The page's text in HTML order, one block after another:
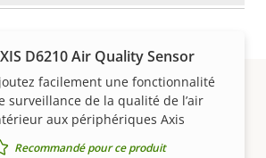
D6210 Air Quality Sensor
facilement une fonctionnalité
surveillance de la qualité de l’air
aux périphériques Axis
Recommandé pour ce produit
et